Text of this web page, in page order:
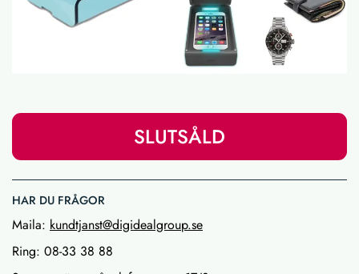
SLUTSÅLD
HAR DU FRÅGOR
Maila: kundtjanst@digidealgroup.se
Ring: 08-33 38 88